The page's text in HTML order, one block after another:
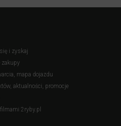
i zyskaj
zakupy
mapa dojazdu
aktualności, promocje
2ryby.pl